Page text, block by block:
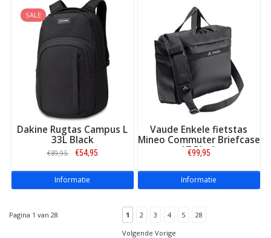
SALE
Dakine Rugtas Campus L
33L Black
€89,95 €54,95
Informatie
Vaude Enkele fietstas
Mineo Commuter Briefcase
17 Black
€99,95
Informatie
Pagina 1 van 28 1 2 3 4 5
28
Volgende Vorige